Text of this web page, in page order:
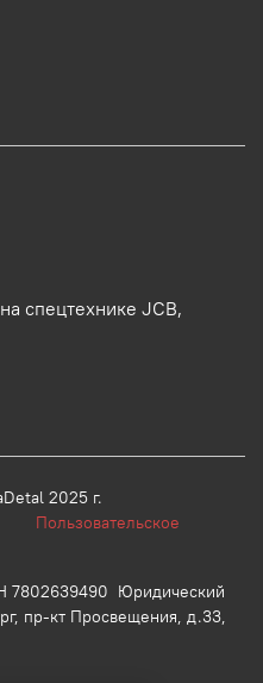
спецтехнике JCB,
2025 г.
Пользовательское
Юридический
пр-кт Просвещения, д.33,